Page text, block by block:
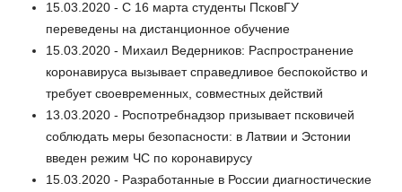
15.03.2020 - С 16 марта студенты ПсковГУ
переведены на дистанционное обучение
15.03.2020 - Михаил Ведерников: Распространение
коронавируса вызывает справедливое беспокойство и
требует своевременных, совместных действий
13.03.2020 - Роспотребнадзор призывает псковичей
соблюдать меры безопасности: в Латвии и Эстонии
введен режим ЧС по коронавирусу
15.03.2020 - Разработанные в России диагностические